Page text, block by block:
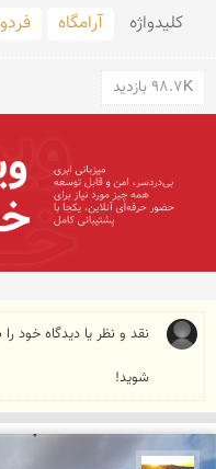
کلید‌واژه آرامگاه
98.7K بازدید